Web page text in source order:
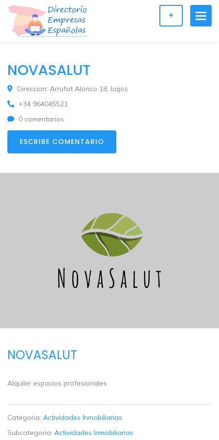
+
NOVASALUT
Direccion: Arrufat Alonso 18, bajos
+34 964045521
0 comentarios
ESCRIBE COMENTARIO
NOVASALUT
Alquiler espacios profesionales
Categoria: Actividades Inmobiliarias
Subcategoria: Actividades Inmobiliarias